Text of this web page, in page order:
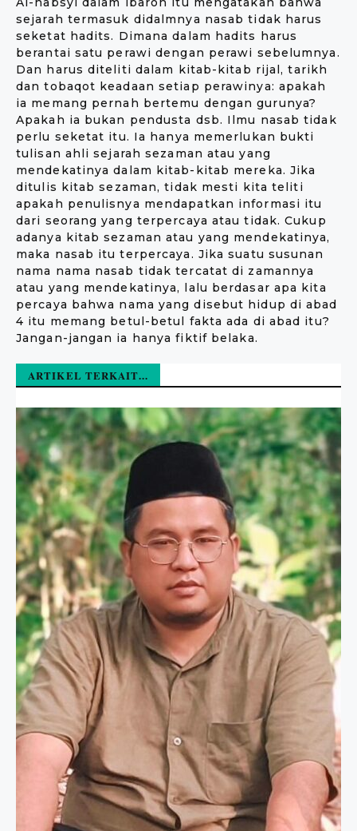
sejarah termasuk didalmnya nasab tidak harus
seketat hadits. Dimana dalam hadits harus
berantai satu perawi dengan perawi sebelumnya.
Dan harus diteliti dalam kitab-kitab rijal, tarikh
dan tobaqot keadaan setiap perawinya: apakah
ia memang pernah bertemu dengan gurunya?
Apakah ia bukan pendusta dsb. Ilmu nasab tidak
perlu seketat itu. Ia hanya memerlukan bukti
tulisan ahli sejarah sezaman atau yang
mendekatinya dalam kitab-kitab mereka. Jika
ditulis kitab sezaman, tidak mesti kita teliti
apakah penulisnya mendapatkan informasi itu
dari seorang yang terpercaya atau tidak. Cukup
adanya kitab sezaman atau yang mendekatinya,
maka nasab itu terpercaya. Jika suatu susunan
nama nama nasab tidak tercatat di zamannya
atau yang mendekatinya, lalu berdasar apa kita
percaya bahwa nama yang disebut hidup di abad
4 itu memang betul-betul fakta ada di abad itu?
Jangan-jangan ia hanya fiktif belaka.
ARTIKEL TERKAIT...